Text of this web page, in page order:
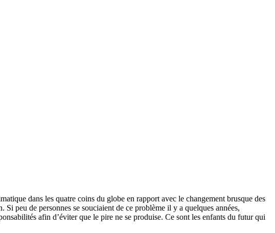
dans les quatre coins du globe en rapport avec le changement brusque des
peu de personnes se souciaient de ce problème il y a quelques années,
afin d’éviter que le pire ne se produise. Ce sont les enfants du futur qui